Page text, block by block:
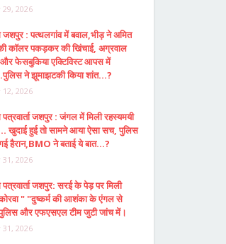
29, 2026
जशपुर : पत्थलगांव में बवाल,भीड़ ने अमित
कॉलर पकड़कर की खिंचाई, अग्रवाल
फेसबुकिया एक्टिविस्ट आपस में
ने झूमाझटकी किया शांत...?
12, 2026
जशपुर : जंगल में मिली रहस्यमयी
खुदाई हुई तो सामने आया ऐसा सच, पुलिस
हैरान,BMO ने बताई ये बात...?
31, 2026
जशपुर: सरई के पेड़ पर मिली
कोरवा " "दुष्कर्म की आशंका के एंगल से
और एफएसएल टीम जुटी जांच में।
31, 2026